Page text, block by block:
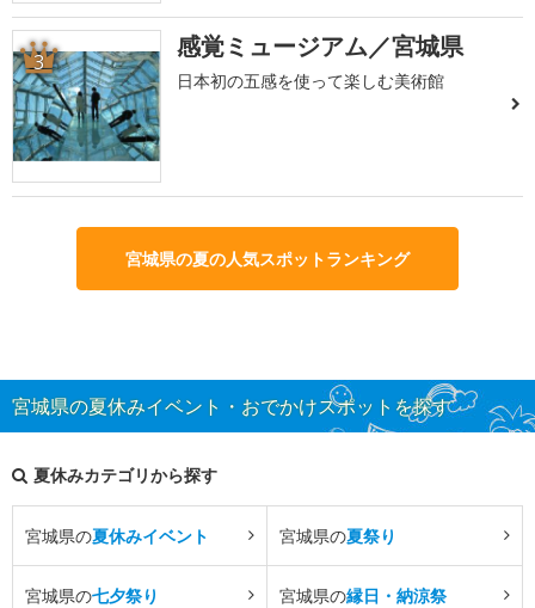
3 感覚ミュージアム／宮城県
日本初の五感を使って楽しむ美術館
宮城県の夏の人気スポットランキング
宮城県の夏休みイベント・おでかけスポットを探す
夏休みカテゴリから探す
宮城県の夏休みイベント 宮城県の夏祭り
宮城県の七夕祭り 宮城県の縁日・納涼祭